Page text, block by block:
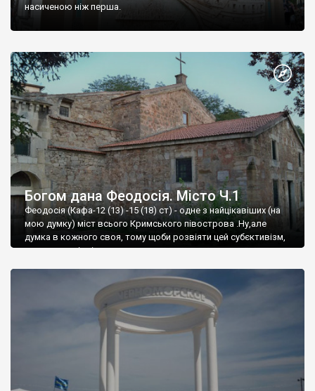
насиченою ніж перша.
Богом дана Феодосія. Місто Ч.1
Феодосія (Кафа-12 (13) -15 (18) ст) - одне з найцікавіших (на
мою думку) міст всього Кримського півострова .Ну,але
думка в кожного своя, тому щоби розвіяти цей субєктивізм,
запрошую відвідати це